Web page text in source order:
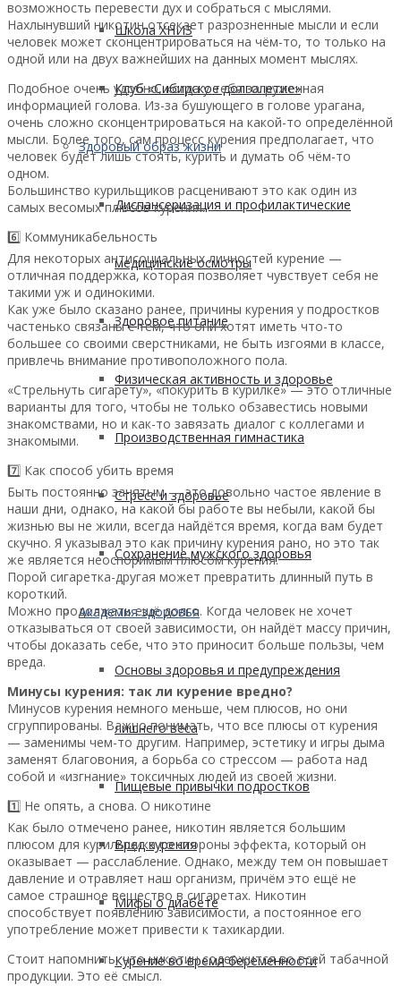
Школа ХНИЗ
Клуб «Сибирское долголетие»
Здоровый образ жизни
Диспансеризация и профилактические
медицинские осмотры
Здоровое питание
Физическая активность и здоровье
Производственная гимнастика
Стресс и здоровье
Сохранение мужского здоровья
Академия здоровья
Основы здоровья и предупреждения
лишнего веса
Пищевые привычки подростков
Вред курения
Мифы о диабете
Курение во время беременности
возможность перевести дух и собраться с мыслями.
Нахлынувший никотин отсекает разрозненные мысли и если
человек может сконцентрироваться на чём-то, то только на
одной или на двух важнейших на данных момент мыслях.
Подобное очень удобно, когда у тебя загруженная
информацией голова. Из-за бушующего в голове урагана,
очень сложно сконцентрироваться на какой-то определённой
мысли. Более того, сам процесс курения предполагает, что
человек будет лишь стоять, курить и думать об чём-то
одном.
Большинство курильщиков расценивают это как один из
самых весомых плюсов курения.
6️⃣ Коммуникабельность
Для некоторых антисоциальных личностей курение —
отличная поддержка, которая позволяет чувствует себя не
такими уж и одинокими.
Как уже было сказано ранее, причины курения у подростков
частенько связаны с тем, что они хотят иметь что-то
большее со своими сверстниками, не быть изгоями в классе,
привлечь внимание противоположного пола.
«Стрельнуть сигарету», «покурить в курилке» — это отличные
варианты для того, чтобы не только обзавестись новыми
знакомствами, но и как-то завязать диалог с коллегами и
знакомыми.
7️⃣ Как способ убить время
Быть постоянно занятым — это довольно частое явление в
наши дни, однако, на какой бы работе вы небыли, какой бы
жизнью вы не жили, всегда найдётся время, когда вам будет
скучно. Я указывал это как причину курения рано, но это так
же является неоспоримым плюсом курения.
Порой сигаретка-другая может превратить длинный путь в
короткий.
Можно продолжать ещё долго. Когда человек не хочет
отказываться от своей зависимости, он найдёт массу причин,
чтобы доказать себе, что это приносит больше пользы, чем
вреда.
Минусы курения: так ли курение вредно?
Минусов курения немного меньше, чем плюсов, но они
сгруппированы. Важно понимать, что все плюсы от курения
— заменимы чем-то другим. Например, эстетику и игры дыма
заменят благовония, а борьба со стрессом — работа над
собой и «изгнание» токсичных людей из своей жизни.
1️⃣ Не опять, а снова. О никотине
Как было отмечено ранее, никотин является большим
плюсом для курильщика со стороны эффекта, который он
оказывает — расслабление. Однако, между тем он повышает
давление и отравляет наш организм, причём это ещё не
самое страшное вещество в сигаретах. Никотин
способствует появлению зависимости, а постоянное его
употребление может привести к тахикардии.
Стоит напомнить, что никотин содержится во всей табачной
продукции. Это её смысл.